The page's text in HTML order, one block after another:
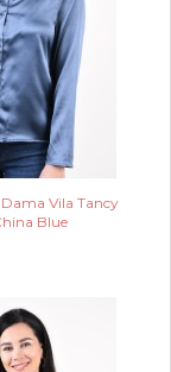
Vila Tancy
Blue